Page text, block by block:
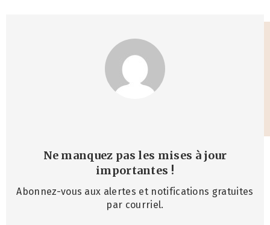
Ne manquez pas les mises à jour
importantes !
Abonnez-vous aux alertes et notifications gratuites
par courriel.